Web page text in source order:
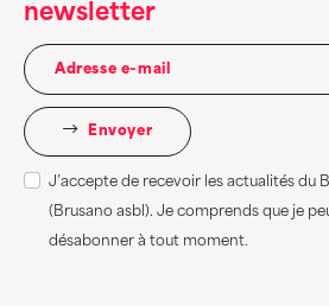
newsletter
Envoyer
J’accepte de recevoir les actualités du
(Brusano asbl). Je comprends que je
désabonner à tout moment.